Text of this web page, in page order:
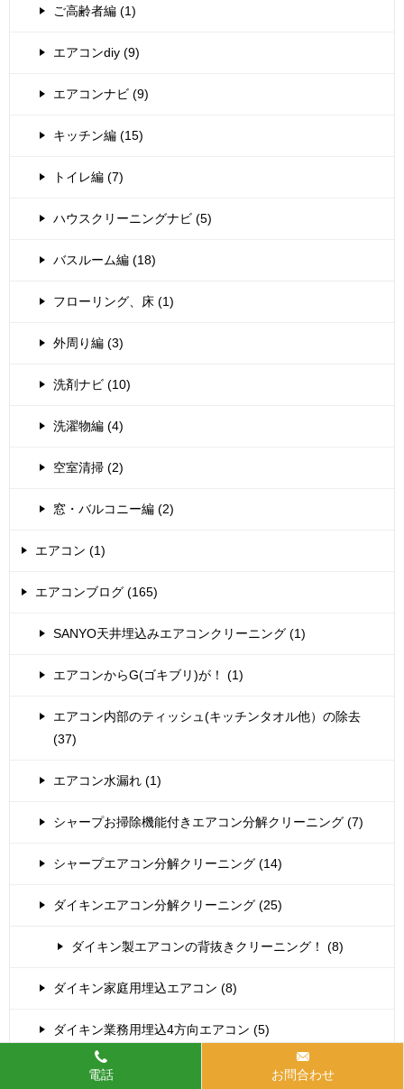
ご高齢者編 (1)
エアコンdiy (9)
エアコンナビ (9)
キッチン編 (15)
トイレ編 (7)
ハウスクリーニングナビ (5)
バスルーム編 (18)
フローリング、床 (1)
外周り編 (3)
洗剤ナビ (10)
洗濯物編 (4)
空室清掃 (2)
窓・バルコニー編 (2)
エアコン (1)
エアコンブログ (165)
SANYO天井埋込みエアコンクリーニング (1)
エアコンからG(ゴキブリ)が！ (1)
エアコン内部のティッシュ(キッチンタオル他）の除去
(37)
エアコン水漏れ (1)
シャープお掃除機能付きエアコン分解クリーニング (7)
シャープエアコン分解クリーニング (14)
ダイキンエアコン分解クリーニング (25)
ダイキン製エアコンの背抜きクリーニング！ (8)
ダイキン家庭用埋込エアコン (8)
ダイキン業務用埋込4方向エアコン (5)
ダイキン製お掃除機能付き (11)
電話 お問合わせ